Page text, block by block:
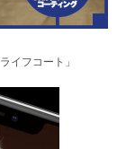
イフコート」